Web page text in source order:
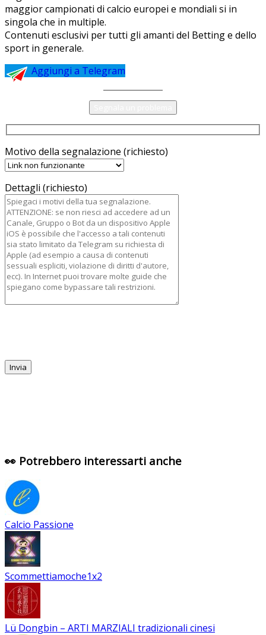
maggior campionati di calcio europei e mondiali si in
singola che in multiple.
Contenuti esclusivi per tutti gli amanti del Betting e dello
sport in generale.
Aggiungi a Telegram
Motivo della segnalazione (richiesto)
Dettagli (richiesto)
👀 Potrebbero interessarti anche
Calcio Passione
Scommettiamoche1x2
Lü Dongbin – ARTI MARZIALI tradizionali cinesi